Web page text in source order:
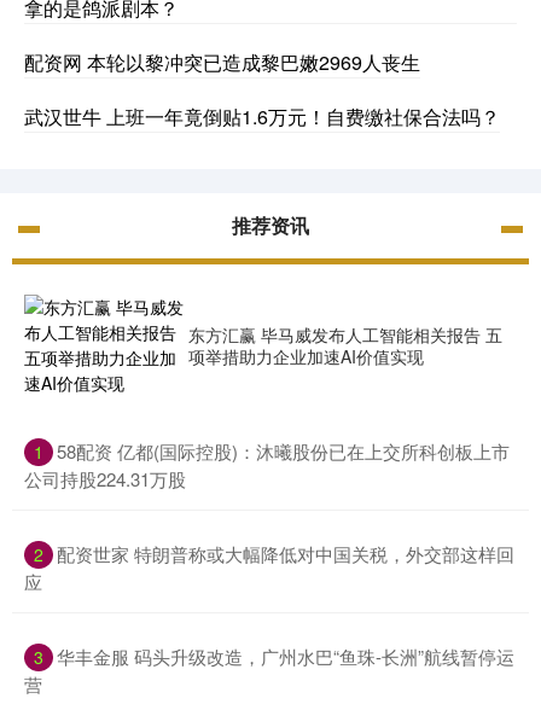
拿的是鸽派剧本？
配资网 本轮以黎冲突已造成黎巴嫩2969人丧生
武汉世牛 上班一年竟倒贴1.6万元！自费缴社保合法吗？
推荐资讯
东方汇赢 毕马威发布人工智能相关报告 五
项举措助力企业加速AI价值实现
1
​58配资 亿都(国际控股)：沐曦股份已在上交所科创板上市
公司持股224.31万股
2 ​配资世家 特朗普称或大幅降低对中国关税，外交部这样回
应
3 ​华丰金服 码头升级改造，广州水巴“鱼珠-长洲”航线暂停运
营